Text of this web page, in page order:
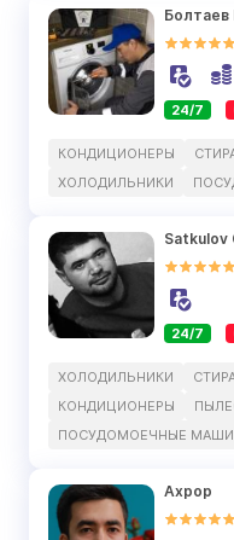
Болтаев
24/7
КОНДИЦИОНЕРЫ
ХОЛОДИЛЬНИКИ
Satkulov
24/7
ХОЛОДИЛЬНИКИ
КОНДИЦИОНЕРЫ
ПОСУДОМОЕЧНЫЕ
Ахрор